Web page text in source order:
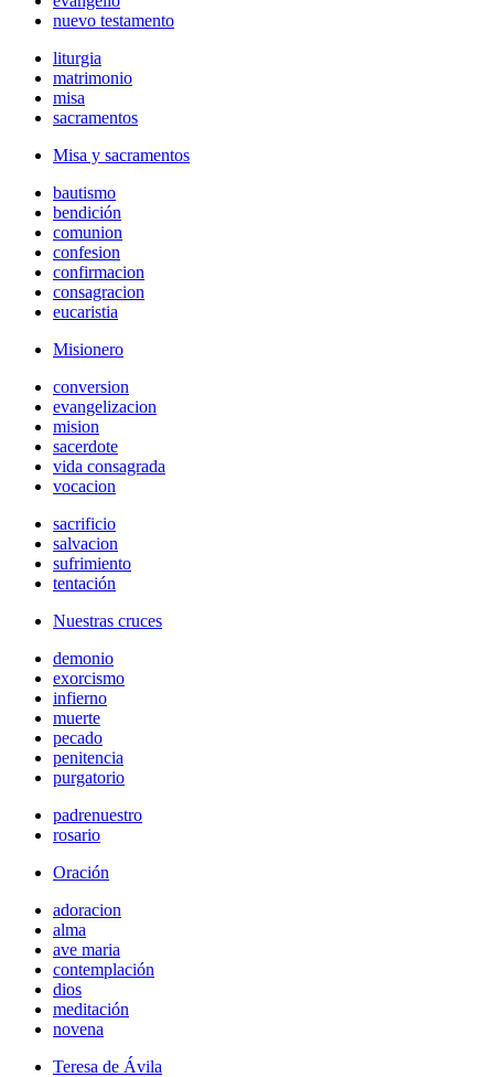
nuevo testamento
liturgia
matrimonio
misa
sacramentos
Misa y sacramentos
bautismo
bendición
comunion
confesion
confirmacion
consagracion
eucaristia
Misionero
conversion
evangelizacion
mision
sacerdote
vida consagrada
vocacion
sacrificio
salvacion
sufrimiento
tentación
Nuestras cruces
demonio
exorcismo
infierno
muerte
pecado
penitencia
purgatorio
padrenuestro
rosario
Oración
adoracion
alma
ave maria
contemplación
dios
meditación
novena
Teresa de Ávila